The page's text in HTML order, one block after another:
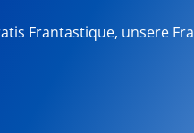
Frantastique, unsere